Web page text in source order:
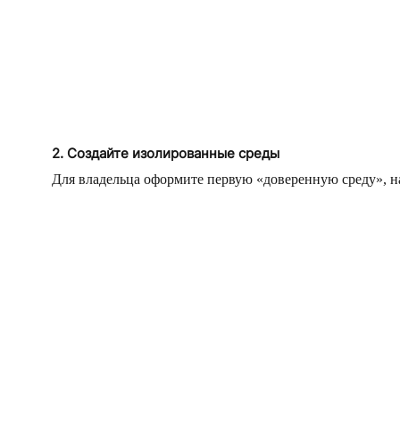
2. Создайте изолированные среды
Для владельца оформите первую «доверенную среду»,